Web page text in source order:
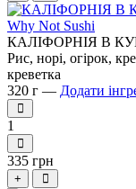
КАЛІФОРНІЯ В
Рис, норі, огірок,
креветка
320 г — Додати
1
335 грн
+